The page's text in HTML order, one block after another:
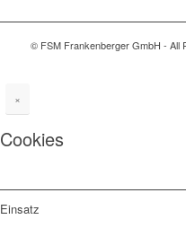
© FSM Frankenberger GmbH - All
×
Cookies
Einsatz